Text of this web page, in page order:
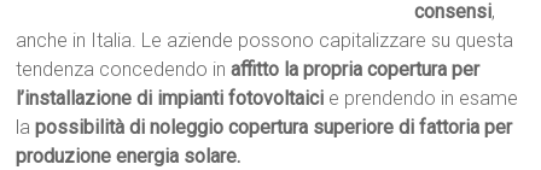
consensi,
anche in Italia. Le aziende possono capitalizzare su questa
tendenza concedendo inaffitto la propria copertura per
l’installazione di impianti fotovoltaici e prendendo in esame
lapossibilità di noleggio copertura superiore di fattoria per
produzione energia solare.